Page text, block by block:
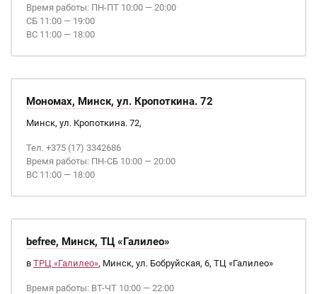
Время работы: ПН-ПТ 10:00 — 20:00
СБ 11:00 — 19:00
ВС 11:00 — 18:00
Мономах, Минск, ул. Кропоткина. 72
Минск, ул. Кропоткина. 72,
Тел. +375 (17) 3342686
Время работы: ПН-СБ 10:00 — 20:00
ВС 11:00 — 18:00
befree, Минск, ТЦ «Галилео»
в ТРЦ «Галилео», Минск, ул. Бобруйская, 6, ТЦ «Галилео»
Время работы: ВТ-ЧТ 10:00 — 22:00